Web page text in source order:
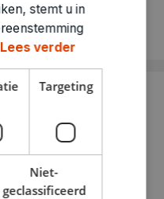
stemt u in
Lees verder
Targeting
Niet-
geclassificeerd